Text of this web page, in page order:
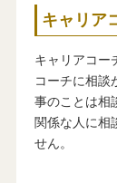
キャリア
キャリアコー
コーチに相談
事のことは相
関係な人に相
せん。